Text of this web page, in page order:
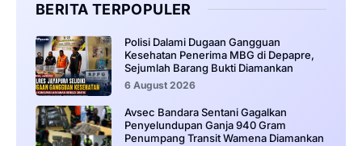
BERITA TERPOPULER
‎Polisi Dalami Dugaan Gangguan
Kesehatan Penerima MBG di Depapre,
Sejumlah Barang Bukti Diamankan
6 August 2026
Avsec Bandara Sentani Gagalkan
Penyelundupan Ganja 940 Gram
Penumpang Transit Wamena Diamankan